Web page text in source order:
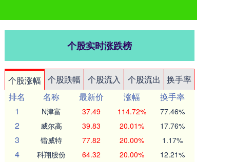
个股实时涨跌榜
个股涨幅 个股跌幅 个股流入 个股流出
换手率
排名
名称 最新价 涨幅
换手率
1
N津富 37.49 114.72% 77.46%
2 威尔高 39.83 20.01% 17.76%
3 锴威特 77.82 20.00% 1.17%
4 科翔股份 64.32 20.00% 12.21%